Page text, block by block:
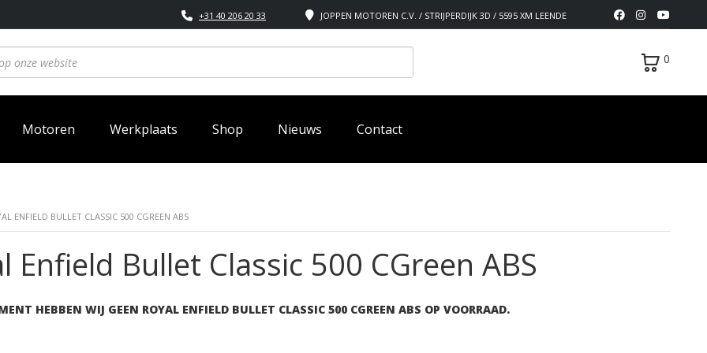
JOPPEN MOTOREN C.V. / STRIJPERDIJK 3D / 5595 XM LEENDE
+31 40 206 20 33
0
Motoren Werkplaats Shop Nieuws Contact
ENFIELD BULLET CLASSIC 500 CGREEN ABS
Enfield Bullet Classic 500 CGreen ABS
HEBBEN WIJ GEEN ROYAL ENFIELD BULLET CLASSIC 500 CGREEN ABS OP VOORRAAD.